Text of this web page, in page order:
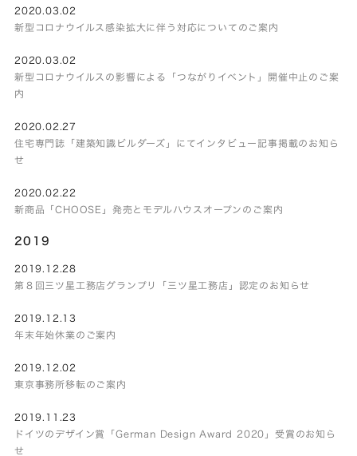
2020.03.02
新型コロナウイルス感染拡大に伴う対応についてのご案内
2020.03.02
新型コロナウイルスの影響による「つながりイベント」開催中止のご案
内
2020.02.27
住宅専門誌「建築知識ビルダーズ」にてインタビュー記事掲載のお知ら
せ
2020.02.22
新商品「CHOOSE」発売とモデルハウスオープンのご案内
2019
2019.12.28
第８回三ツ星工務店グランプリ「三ツ星工務店」認定のお知らせ
2019.12.13
年末年始休業のご案内
2019.12.02
東京事務所移転のご案内
2019.11.23
ドイツのデザイン賞「German Design Award 2020」受賞のお知ら
せ